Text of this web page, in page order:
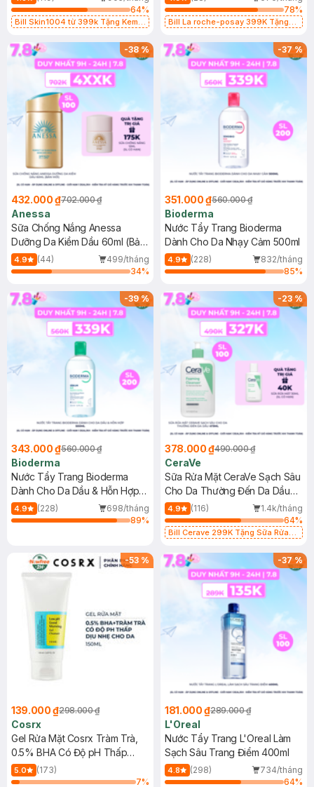
64%
Bill Skin1004 từ 399k Tặng Kem
SPF 50+ 20ml (SL Có Hạn)
78%
Bill La roche-posay 399K Tặng
(SL có hạn)
-38%
432.000 ₫702.000 ₫
Anessa
Sữa Chống Nắng Anessa
Dưỡng Da Kiềm Dầu 60ml (Bản
Mới)
4.9 (44)
499/tháng
34%
-37%
351.000 ₫560.000 ₫
Bioderma
Nước Tẩy Trang Bioderma
Dành Cho Da Nhạy Cảm 500ml
4.9 (228)
832/tháng
85%
-39%
343.000 ₫560.000 ₫
Bioderma
Nước Tẩy Trang Bioderma
Dành Cho Da Dầu & Hỗn Hợp
500ml
4.9 (228)
698/tháng
89%
-23%
378.000 ₫490.000 ₫
CeraVe
Sữa Rửa Mặt CeraVe Sạch Sâu
Cho Da Thường Đến Da Dầu
473ml
4.9 (116)
1.4k/tháng
64%
Bill Cerave 299K Tặng Sữa Rửa
-53 %
139.000 ₫298.000 ₫
Cosrx
Gel Rửa Mặt Cosrx Tràm Trà,
0.5% BHA Có Độ pH Thấp
150ml
5.0
(173)
7%
-37%
181.000 ₫289.000 ₫
L'Oreal
Nước Tẩy Trang L'Oreal Làm
Sạch Sâu Trang Điểm 400ml
4.8 (298)
734/tháng
64%